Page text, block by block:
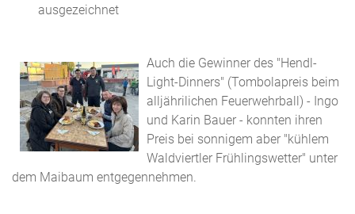
ausgezeichnet
Auch die Gewinner des "Hendl-
Light-Dinners" (Tombolapreis beim
alljährilichen Feuerwehrball) - Ingo
und Karin Bauer - konnten ihren
Preis bei sonnigem aber "kühlem
Waldviertler Frühlingswetter" unter
dem Maibaum entgegennehmen.